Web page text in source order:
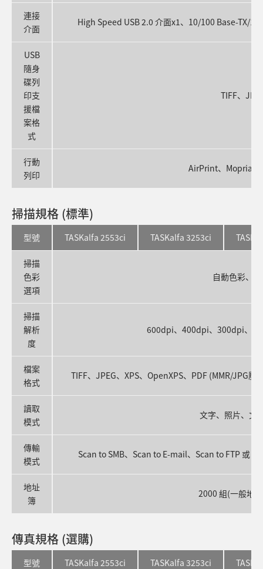
連接
介面
High Speed USB 2.0 介面x1、10/100 Base-TX/
USB
隨身
碟列
印支
援檔
案格
式
TIFF、
行動
列印
AirPrint、Mopria、
掃描規格 (標準)
型號 TASKalfa 2553ci TASKalfa 3253ci
掃描
色彩
選項
自動色彩、
掃描
解析
度
600dpi、400dpi、300dpi、
檔案
格式
TIFF、JPEG、XPS、OpenXPS、PDF (MMR/JPG
讀取
模式
文字、照片、文
傳輸
模式
Scan to SMB、Scan to E-mail、Scan to FTP 或
地址
簿
2000 組(一般地
傳真規格 (選購)
型號 TASKalfa 2553ci TASKalfa 3253ci